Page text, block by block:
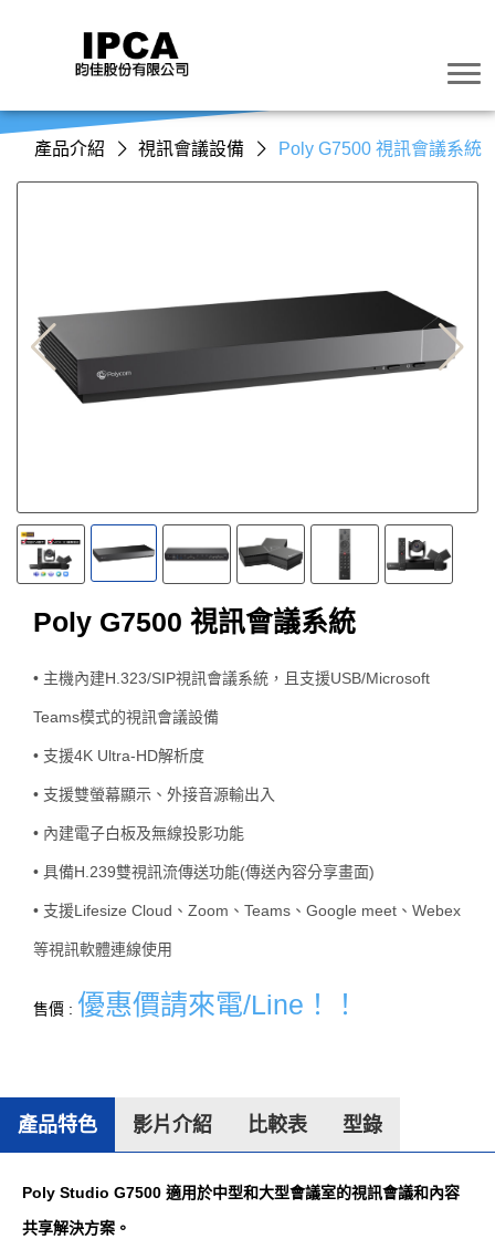
產品介紹 視訊會議設備 Poly G7500 視訊會議系統
Poly G7500 視訊會議系統
• 主機內建H.323/SIP視訊會議系統，且支援USB/Microsoft
Teams模式的視訊會議設備
• 支援4K Ultra-HD解析度
• 支援雙螢幕顯示、外接音源輸出入
• 內建電子白板及無線投影功能
• 具備H.239雙視訊流傳送功能(傳送內容分享畫面)
• 支援Lifesize Cloud、Zoom、Teams、Google meet、Webex
等視訊軟體連線使用
售價 : 優惠價請來電/Line！！
產品特色 影片介紹 比較表 型錄
Poly Studio G7500 適用於中型和大型會議室的視訊會議和內容
共享解決方案。